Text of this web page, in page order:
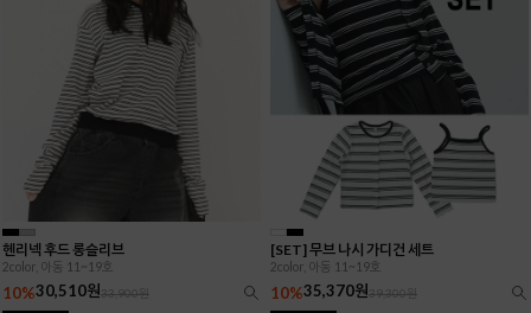
헨리넥 후드 롱슬리브
2color, 아동 11~19호
10%30,510원33,900원
[SET] 무브 나시 가디건 세트
2color, 아동 11~19호
10%35,370원39,300원